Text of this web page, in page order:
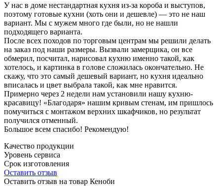
У нас в доме нестандартная кухня из-за короба и выступов,
поэтому готовые кухни (хоть они и дешевле) — это не наш
вариант. Мы с мужем много где были, но не нашли
подходящего варианта.
После всех походов по торговым центрам мы решили делать
на заказ под наши размеры. Вызвали замерщика, он все
обмерил, посчитал, нарисовал кухню именно такой, как
хотелось, и картинка в голове сложилась окончательно. Не
скажу, что это самый дешевый вариант, но кухня идеально
вписалась и цвет выбрала такой, как мне нравится.
Примерно через 2 недели нам установили нашу кухню-
красавицу! «Благодаря» нашим кривым стенам, им пришлось
помучиться с монтажом верхних шкафчиков, но результат
получился отменный.
Большое всем спасибо! Рекомендую!
Качество продукции
Уровень сервиса
Срок изготовления
Оставить отзыв
Оставить отзыв на товар Кеноби